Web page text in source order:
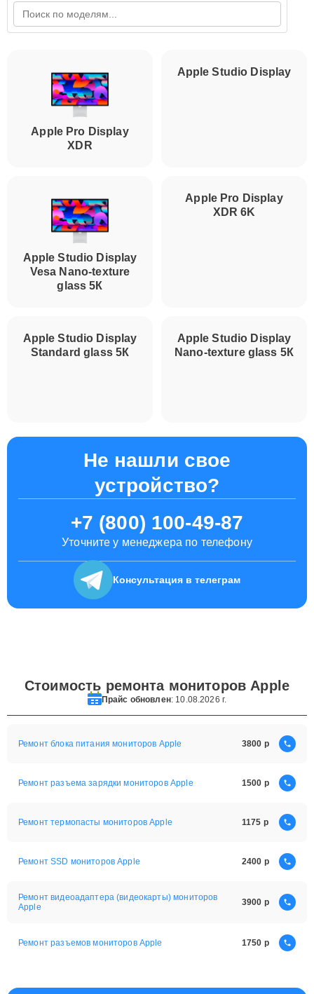
Apple Pro Display
XDR
Apple Studio Display
Vesa Nano-texture
glass 5К
Apple Pro Display
XDR 6K
Apple Studio Display
Standard glass 5К
Apple Studio Display
Nano-texture glass 5К
Не нашли свое
устройство?
+7 (800) 100-49-87
Уточните у менеджера по телефону
Консультация в телеграм
Стоимость ремонта мониторов Apple
Прайс обновлен: 10.08.2026 г.
Ремонт блока питания мониторов Apple 3800
Ремонт разъема зарядки мониторов Apple 1500
Ремонт термопасты мониторов Apple 1175
Ремонт SSD мониторов Apple 2400
Ремонт видеоадаптера (видеокарты) мониторов
Apple
3900
Ремонт разъемов мониторов Apple 1750